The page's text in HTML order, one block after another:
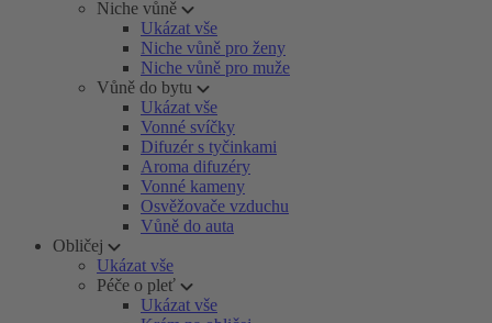
Niche vůně
Ukázat vše
Niche vůně pro ženy
Niche vůně pro muže
Vůně do bytu
Ukázat vše
Vonné svíčky
Difuzér s tyčinkami
Aroma difuzéry
Vonné kameny
Osvěžovače vzduchu
Vůně do auta
Obličej
Ukázat vše
Péče o pleť
Ukázat vše